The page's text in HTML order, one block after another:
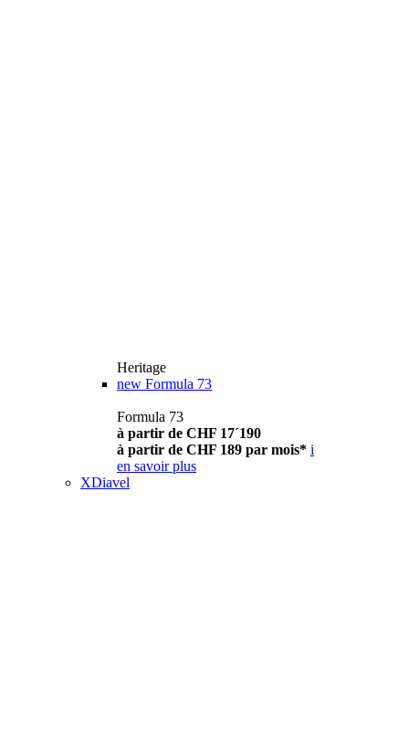
Heritage
new Formula 73
Formula 73
à partir de CHF 17´190
à partir de CHF 189 par mois* i
en savoir plus
XDiavel